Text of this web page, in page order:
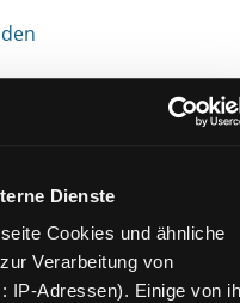
Dienste
Cookies und ähnliche
Verarbeitung von
IP-Adressen). Einige von